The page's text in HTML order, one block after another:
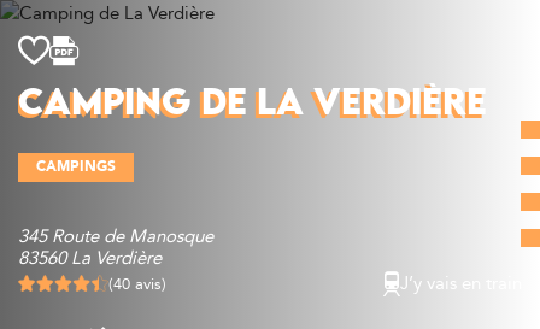
Découvrir
Que faire
Bien manger
Où dormir
Agenda
Préparer sa visite
CAMPING DE LA VERDIÈRE
CAMPINGS
345 Route de Manosque
83560 La Verdière
(40 avis)
J’y vais en train